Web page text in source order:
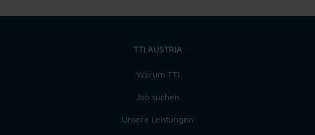
TTI AUSTRIA
Warum TTI
Job suchen
Unsere Leistungen